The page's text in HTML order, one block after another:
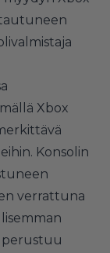
Xbox
Konsolin
verrattuna
perustuu